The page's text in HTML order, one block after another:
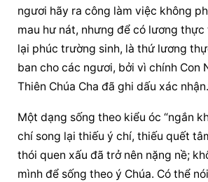
ngươi hãy ra công làm việc không
mau hư nát, nhưng để có lương
lại phúc trường sinh, là thứ lương
ban cho các ngươi, bởi vì chính Con
Thiên Chúa Cha đã ghi dấu xác
Một dạng sống theo kiểu óc “ngắn
chí song lại thiếu ý chí, thiếu quết
thói quen xấu đã trở nên nặng nề;
mình để sống theo ý Chúa. Có thể